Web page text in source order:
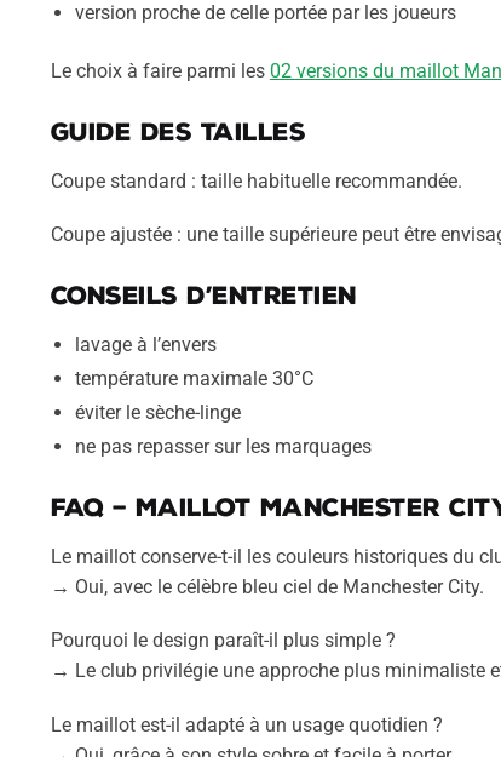
version proche de celle portée par les joueurs
Le choix à faire parmi les 02 versions du maillot
Guide des tailles
Coupe standard : taille habituelle recommandée.
Coupe ajustée : une taille supérieure peut être
Conseils d’entretien
lavage à l’envers
température maximale 30°C
éviter le sèche-linge
ne pas repasser sur les marquages
FAQ – Maillot Manchester
Le maillot conserve-t-il les couleurs historiques du
→ Oui, avec le célèbre bleu ciel de Manchester City.
Pourquoi le design paraît-il plus simple ?
→ Le club privilégie une approche plus minimaliste
Le maillot est-il adapté à un usage quotidien ?